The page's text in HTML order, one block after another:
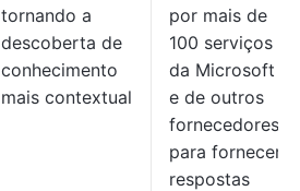
tornando a
descoberta de
conhecimento
mais contextual
por mais de
100 serviços
da Microsoft
e de outros
fornecedores
para fornecer
respostas